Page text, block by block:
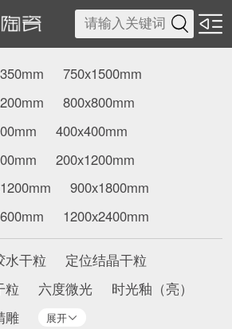

750x1500mm
800x800mm
400x400mm
200x1200mm
900x1800mm
1200x2400mm
水干粒
定位结晶干粒
粒
六度微光
时光釉（亮）
雕
展开